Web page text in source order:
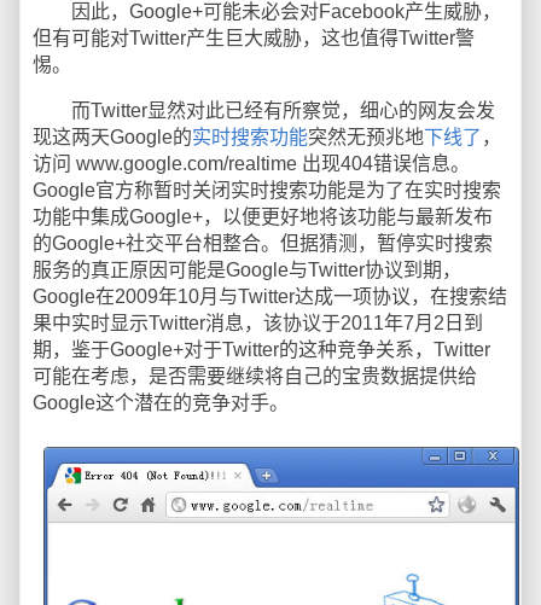
因此，Google+可能未必会对Facebook产生威胁，
但有可能对Twitter产生巨大威胁，这也值得Twitter警
惕。
而Twitter显然对此已经有所察觉，细心的网友会发
现这两天Google的实时搜索功能突然无预兆地下线了 ，
访问 www.google.com/realtime 出现404错误信息。
Google官方称暂时关闭实时搜索功能是为了在实时搜索
功能中集成Google+，以便更好地将该功能与最新发布
的Google+社交平台相整合。但据猜测，暂停实时搜索
服务的真正原因可能是Google与Twitter协议到期，
Google在2009年10月与Twitter达成一项协议，在搜索结
果中实时显示Twitter消息，该协议于2011年7月2日到
期，鉴于Google+对于Twitter的这种竞争关系，Twitter
可能在考虑，是否需要继续将自己的宝贵数据提供给
Google这个潜在的竞争对手。